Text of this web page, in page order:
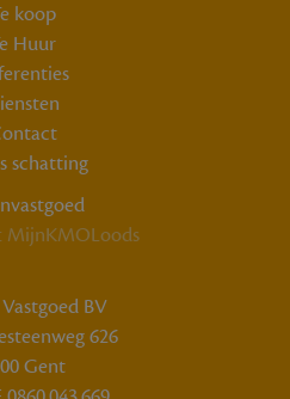
koop
Huur
schatting
MijnKMOLoods
BV
626
Gent